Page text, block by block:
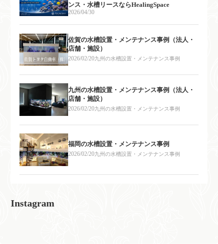
ンス・水槽リースならHealingSpace
2026/04/30
佐賀の水槽設置・メンテナンス事例（法人・
店舗・施設）
2026/02/20九州の水槽設置・メンテナンス事例
九州の水槽設置・メンテナンス事例（法人・
店舗・施設）
2026/02/20九州の水槽設置・メンテナンス事例
福岡の水槽設置・メンテナンス事例
2026/02/20九州の水槽設置・メンテナンス事例
Instagram